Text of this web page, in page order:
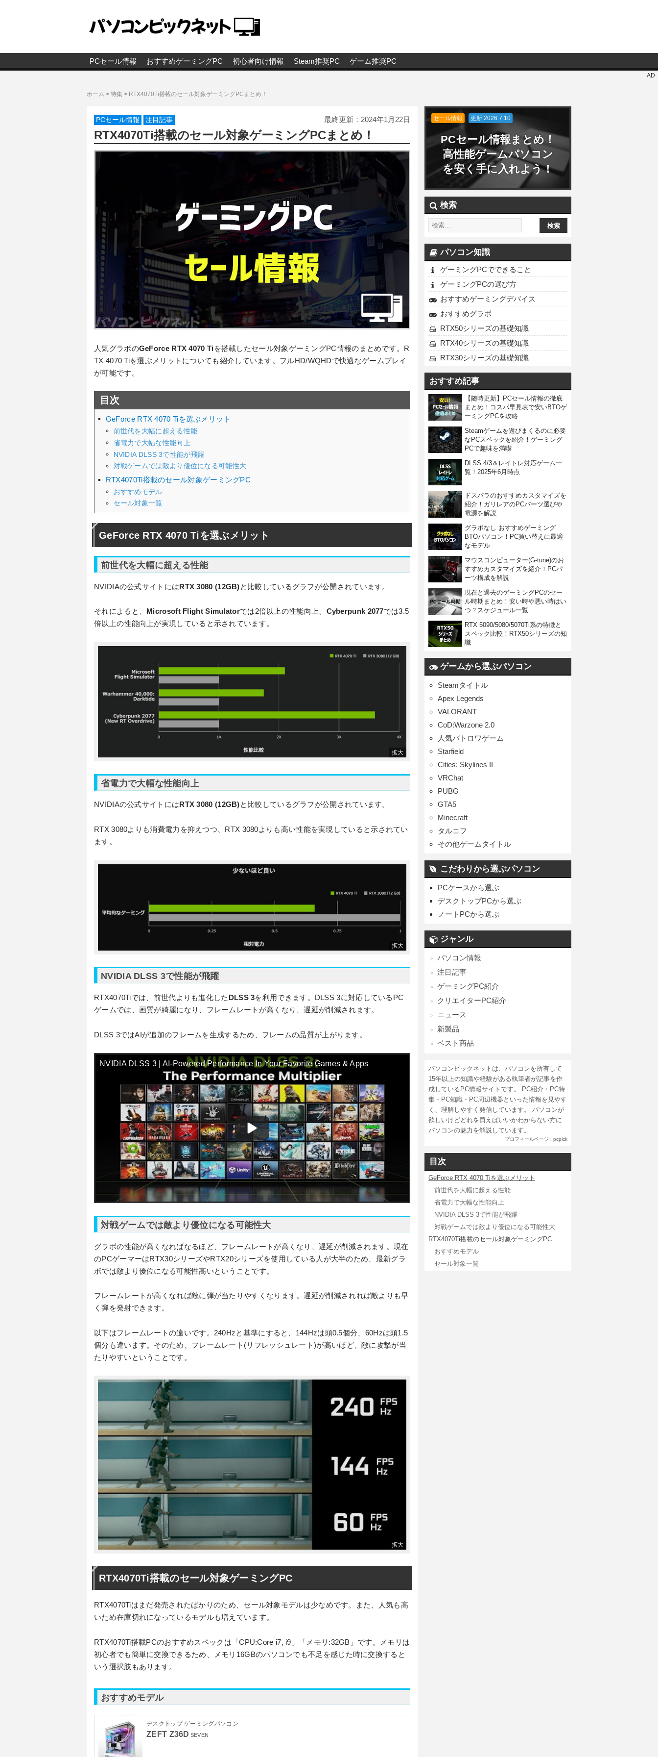
PCセール情報 おすすめゲーミングPC 初心者向け情報 Steam推奨PC ゲーム推奨PC
AD
ホーム > 特集 > RTX4070Ti搭載のセール対象ゲーミングPCまとめ！
PCセール情報 注目記事 最終更新： 2024年1月22日
RTX4070Ti搭載のセール対象ゲーミングPCまとめ！
人気グラボのGeForce RTX 4070 Tiを搭載したセール対象ゲーミングPC情報のまとめです。R
TX 4070 Tiを選ぶメリットについても紹介しています。フルHD/WQHDで快適なゲームプレイ
が可能です。
目次
GeForce RTX 4070 Tiを選ぶメリット
前世代を大幅に超える性能
省電力で大幅な性能向上
NVIDIA DLSS 3で性能が飛躍
対戦ゲームでは敵より優位になる可能性大
RTX4070Ti搭載のセール対象ゲーミングPC
おすすめモデル
セール対象一覧
GeForce RTX 4070 Tiを選ぶメリット
前世代を大幅に超える性能
NVIDIAの公式サイトにはRTX 3080 (12GB)と比較しているグラフが公開されています。
それによると、 Microsoft Flight Simulatorでは2倍以上の性能向上、 Cyberpunk 2077では3.5
倍以上の性能向上が実現していると示されています。
省電力で大幅な性能向上
NVIDIAの公式サイトには RTX 3080 (12GB)と比較しているグラフが公開されています。
RTX 3080よりも消費電力を抑えつつ、RTX 3080よりも高い性能を実現していると示されてい
ます。
NVIDIA DLSS 3で性能が飛躍
RTX4070Tiでは、前世代よりも進化した DLSS 3を利用できます。DLSS 3に対応しているPC
ゲームでは、画質が綺麗になり、フレームレートが高くなり、遅延が削減されます。
DLSS 3ではAIが追加のフレームを生成するため、フレームの品質が上がります。
NVIDIA DLSS 3 | AI-Powered Performance In Your Favorite Games & Apps
対戦ゲームでは敵より優位になる可能性大
グラボの性能が高くなればなるほど、フレームレートが高くなり、遅延が削減されます。現在
のPCゲーマーはRTX30シリーズやRTX20シリーズを使用している人が大半のため、最新グラ
ボでは敵より優位になる可能性高いということです。
フレームレートが高くなれば敵に弾が当たりやすくなります。遅延が削減されれば敵よりも早
く弾を発射できます。
以下はフレームレートの違いです。240Hzと基準にすると、144Hzは頭0.5個分、60Hzは頭1.5
個分も違います。そのため、フレームレート(リフレッシュレート)が高いほど、敵に攻撃が当
たりやすいということです。
RTX4070Ti搭載のセール対象ゲーミングPC
RTX4070Tiはまだ発売されたばかりのため、セール対象モデルは少なめです。また、人気も高
いため在庫切れになっているモデルも増えています。
RTX4070Ti搭載PCのおすすめスペックは「CPU:Core i7, i9」「メモリ:32GB」です。メモリは
初心者でも簡単に交換できるため、メモリ16GBのパソコンでも不足を感じた時に交換すると
いう選択肢もあります。
おすすめモデル
デスクトップ ゲーミングパソコン
ZEFT Z36D SEVEN
セール情報 更新 2026.7.10
PCセール情報まとめ！
高性能ゲームパソコン
を安く手に入れよう！
検索
パソコン知識
ゲーミングPCでできること
ゲーミングPCの選び方
おすすめゲーミングデバイス
おすすめグラボ
RTX50シリーズの基礎知識
RTX40シリーズの基礎知識
RTX30シリーズの基礎知識
おすすめ記事
【随時更新】PCセール情報の徹底
まとめ！コスパ早見表で安いBTOゲ
ーミングPCを攻略
Steamゲームを遊びまくるのに必要
なPCスペックを紹介！ゲーミング
PCで趣味を満喫
DLSS 4/3＆レイトレ対応ゲーム一
覧！2025年6月時点
ドスパラのおすすめカスタマイズを
紹介！ガリレアのPCパーツ選びや
電源を解説
グラボなし おすすめゲーミング
BTOパソコン！PC買い替えに最適
なモデル
マウスコンピューター(G-tune)のお
すすめカスタマイズを紹介！PCパ
ーツ構成を解説
現在と過去のゲーミングPCのセー
ル時期まとめ！安い時や悪い時はい
つ？スケジュール一覧
RTX 5090/5080/5070Ti系の特徴と
スペック比較！RTX50シリーズの知
識
ゲームから選ぶパソコン
Steamタイトル
Apex Legends
VALORANT
CoD:Warzone 2.0
人気バトロワゲーム
Starfield
Cities: Skylines II
VRChat
PUBG
GTA5
Minecraft
タルコフ
その他ゲームタイトル
こだわりから選ぶパソコン
PCケースから選ぶ
デスクトップPCから選ぶ
ノートPCから選ぶ
ジャンル
パソコン情報
注目記事
ゲーミングPC紹介
クリエイターPC紹介
ニュース
新製品
ベスト商品
パソコンピックネットは、パソコンを所有して
15年以上の知識や経験がある執筆者が記事を作
成しているPC情報サイトです。 PC紹介・PC特
集・PC知識・PC周辺機器といった情報を見やす
く、理解しやすく発信しています。 パソコンが
欲しいけどどれを買えばいいかわからない方に
パソコンの魅力を解説しています。
プロフィールページ | pcpick
目次
GeForce RTX 4070 Tiを選ぶメリット
前世代を大幅に超える性能
省電力で大幅な性能向上
NVIDIA DLSS 3で性能が飛躍
対戦ゲームでは敵より優位になる可能性大
RTX4070Ti搭載のセール対象ゲーミングPC
おすすめモデル
セール対象一覧